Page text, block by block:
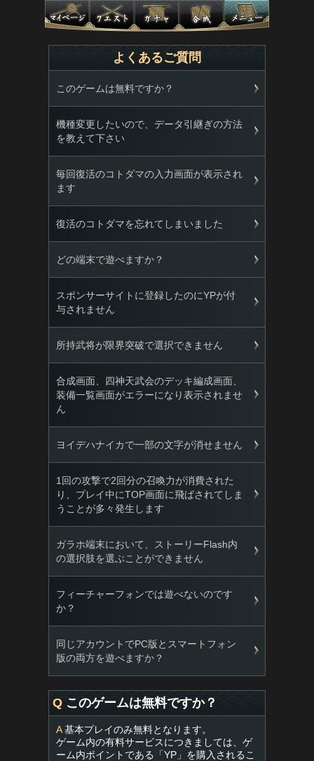
よくあるご質問
このゲームは無料ですか？
機種変更したいので、データ引継ぎの方法
を教えて下さい
毎回復活のコトダマの入力画面が表示され
ます
復活のコトダマを忘れてしまいました
どの端末で遊べますか？
スポンサーサイトに登録したのにYPが付
与されません
所持武将が限界突破で選択できません
合成画面、四神天武会のデッキ編成画面、
装備一覧画面がエラーになり表示されませ
ん
ヨイデハナイカで一部の文字が消せません
1回の攻撃で2回分の召喚力が消費された
り、プレイ中にTOP画面に飛ばされてしま
うことが多々発生します
ガラホ端末において、ストーリーFlash内
の選択肢を選ぶことができません
フィーチャーフォンでは遊べないのです
か？
同じアカウントでPC版とスマートフォン
版の両方を遊べますか？
Q このゲームは無料ですか？
A基本プレイのみ無料となります。
ゲーム内の有料サービスにつきましては、ゲ
ーム内ポイントである「YP」を購入されるこ